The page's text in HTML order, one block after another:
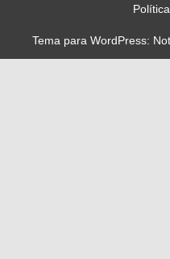
Tema para WordPress: